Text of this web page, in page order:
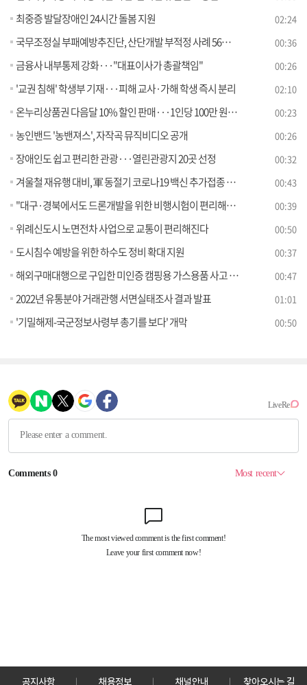
최중증 발달장애인 24시간 돌봄 지원 02:24
국무조정실 부패예방추진단, 산단개발 부적정 사례 56건 적발 00:36
금융사 내부통제 강화···"대표이사가 총괄책임" 00:26
'교권 침해' 학생부 기재···피해 교사·가해 학생 즉시 분리 02:10
온누리상품권 다음달 10% 할인 판매···1인당 100만 원까지 00:23
농인밴드 '농밴져스', 자작곡 뮤직비디오 공개 00:26
장애인도 쉽고 편리한 관광···열린관광지 20곳 선정 00:32
겨울철 재유행 대비, 軍 동절기 코로나19 백신 추가접종 실시 00:43
"대구·경북에서도 드론개발을 위한 비행시험이 편리해집니다" 00:39
위례신도시 노면전차 사업으로 교통이 편리해진다 00:50
도시침수 예방을 위한 하수도 정비 확대 지원 00:37
해외구매대행으로 구입한 미인증 캠핑용 가스용품 사고 위험 높아 00:47
2022년 유통분야 거래관행 서면실태조사 결과 발표 01:01
'기밀해제-국군정보사령부 총기를 보다' 개막 00:50
공지사항 채용정보 채널안내 찾아오시는 길